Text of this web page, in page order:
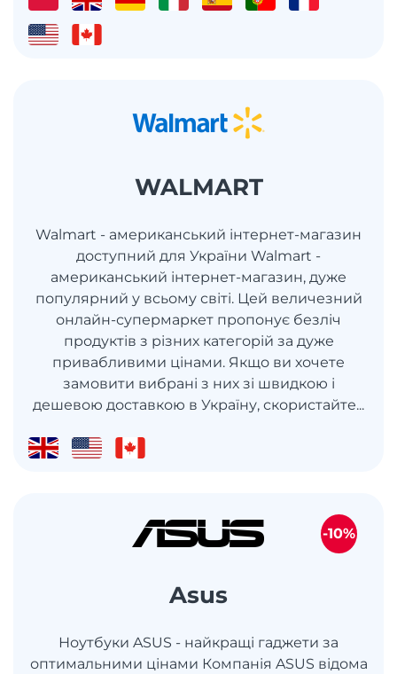
WALMART
Walmart - американський інтернет-магазин
доступний для України Walmart -
американський інтернет-магазин, дуже
популярний у всьому світі. Цей величезний
онлайн-супермаркет пропонує безліч
продуктів з різних категорій за дуже
привабливими цінами. Якщо ви хочете
замовити вибрані з них зі швидкою і
дешевою доставкою в Україну, скористайте...
Asus
Ноутбуки ASUS - найкращі гаджети за
оптимальними цінами Компанія ASUS відома
-10%